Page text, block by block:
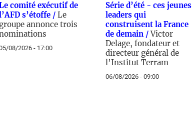
comité exécutif de
s’étoffe / Le
groupe annonce trois
08/2026 - 17:00
Série d’été - ces jeunes
leaders qui
construisent la France
de demain /Victor
Delage, fondateur et
directeur général de
l’Institut Terram
06/08/2026 - 09:00